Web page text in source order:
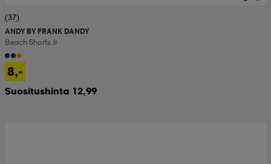
(37)
ANDY BY FRANK DANDY
Beach Shorts Jr
8,-
Suositushinta 12,99